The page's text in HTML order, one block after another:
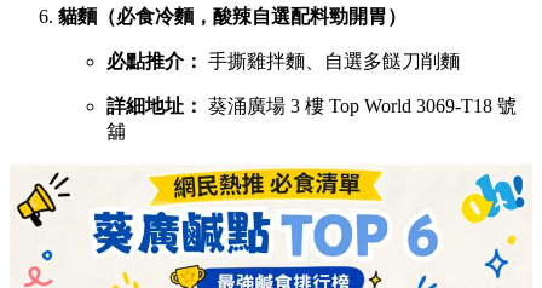
貓麵（必食冷麵，酸辣自選配料勁開胃）
必點推介： 手撕雞拌麵、自選多餸刀削麵
詳細地址： 葵涌廣場 3 樓 Top World 3069-T18 號
舖